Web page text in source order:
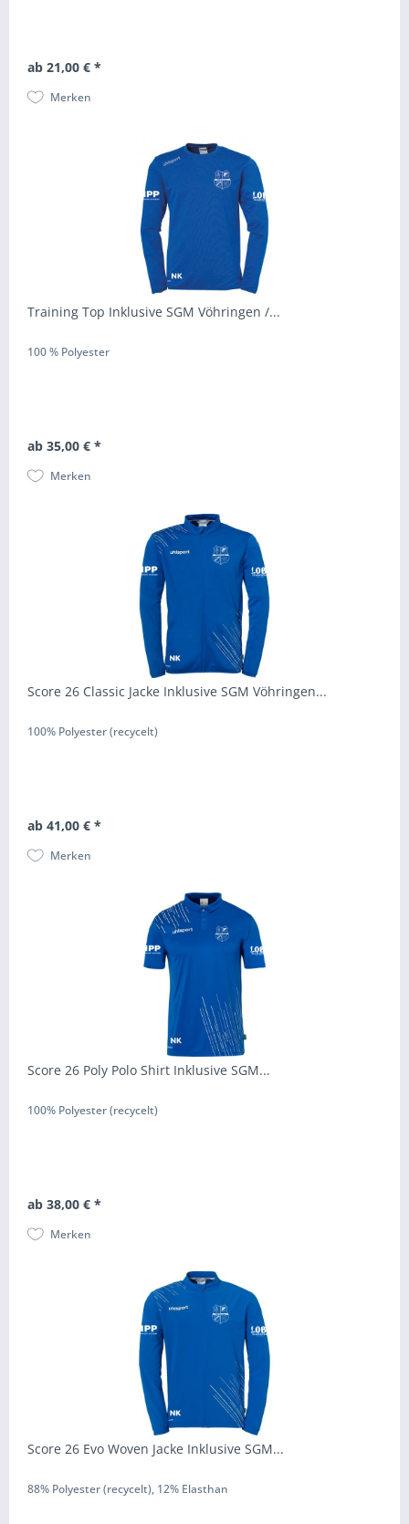
ab 21,00 € *
Merken
Training Top Inklusive SGM Vöhringen /...
100 % Polyester
ab 35,00 € *
Merken
Score 26 Classic Jacke Inklusive SGM Vöhringen...
100% Polyester (recycelt)
ab 41,00 € *
Merken
Score 26 Poly Polo Shirt Inklusive SGM...
100% Polyester (recycelt)
ab 38,00 € *
Merken
Score 26 Evo Woven Jacke Inklusive SGM...
88% Polyester (recycelt), 12% Elasthan